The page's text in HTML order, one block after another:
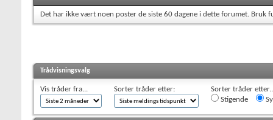
Det har ikke vært noen poster de siste 60 dagene i dette forumet. Bruk
Trådvisningsvalg
Vis tråder fra... Sorter tråder etter:
Sorter tråder
Stigende